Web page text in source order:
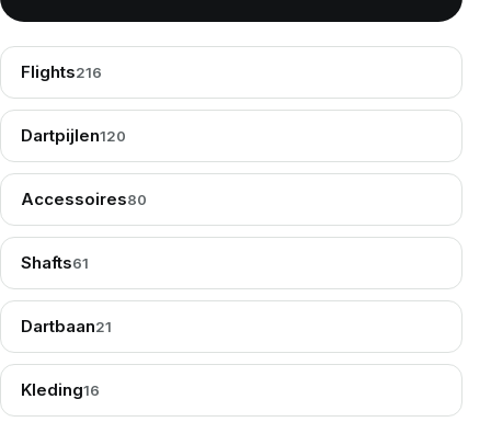
Flights216
Dartpijlen120
Accessoires80
Shafts61
Dartbaan21
Kleding16